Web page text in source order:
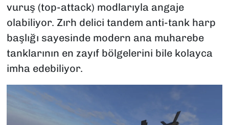
vuruş (top-attack) modlarıyla angaje
olabiliyor. Zırh delici tandem anti-tank harp
başlığı sayesinde modern ana muharebe
tanklarının en zayıf bölgelerini bile kolayca
imha edebiliyor.